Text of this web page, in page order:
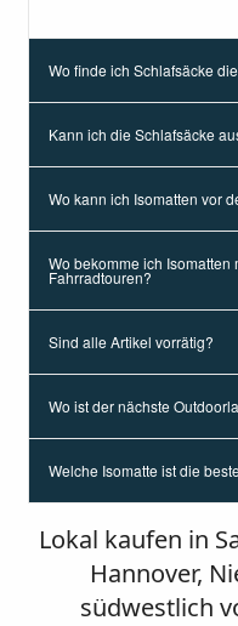
Wo finde ich Schlafsäcke
Kann ich die Schlafsäcke
Wo kann ich Isomatten vor
Wo bekomme ich Isomatten
Fahrradtouren?
Sind alle Artikel vorrätig?
Wo ist der nächste
Welche Isomatte ist die
Lokal kaufen in
Hannover,
südwestlich